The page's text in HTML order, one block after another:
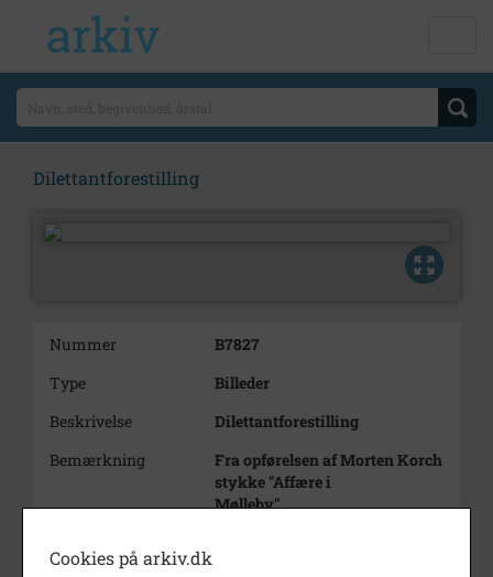
Dilettantforestilling
Nummer
B7827
Type
Billeder
Beskrivelse
Dilettantforestilling
Bemærkning
Fra opførelsen af Morten Korch
stykke "Affære i
Mølleby"
Årstal
Cookies på arkiv.dk